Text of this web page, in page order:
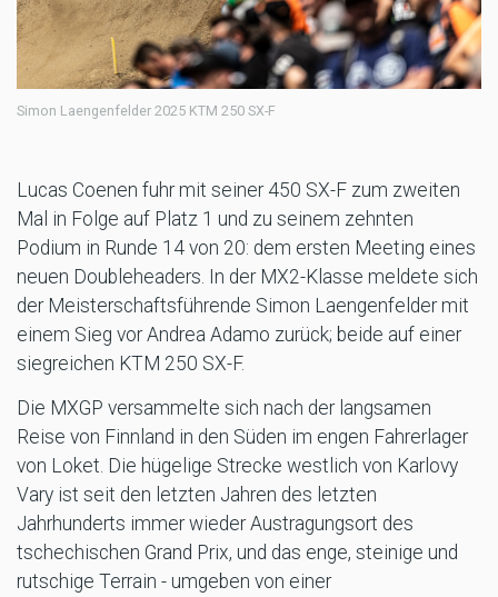
Simon Laengenfelder 2025 KTM 250 SX-F
Lucas Coenen fuhr mit seiner 450 SX-F zum zweiten
Mal in Folge auf Platz 1 und zu seinem zehnten
Podium in Runde 14 von 20: dem ersten Meeting eines
neuen Doubleheaders. In der MX2-Klasse meldete sich
der Meisterschaftsführende Simon Laengenfelder mit
einem Sieg vor Andrea Adamo zurück; beide auf einer
siegreichen KTM 250 SX-F.
Die MXGP versammelte sich nach der langsamen
Reise von Finnland in den Süden im engen Fahrerlager
von Loket. Die hügelige Strecke westlich von Karlovy
Vary ist seit den letzten Jahren des letzten
Jahrhunderts immer wieder Austragungsort des
tschechischen Grand Prix, und das enge, steinige und
rutschige Terrain - umgeben von einer